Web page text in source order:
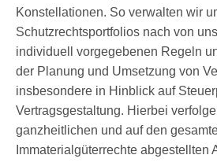
Konstellationen. So verwalten wir
Schutzrechtsportfolios nach von
individuell vorgegebenen Regeln
der Planung und Umsetzung von
insbesondere in Hinblick auf
Vertragsgestaltung. Hierbei
ganzheitlichen und auf den
Immaterialgüterrechte abgestellten